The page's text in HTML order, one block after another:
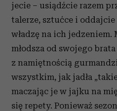
jecie – usiądźcie razem
talerze, sztućce i
władzę na ich
młodsza od swojego
z namiętnością
wszystkim, jak jadła
maczając je w jajku na
się repety. Ponieważ